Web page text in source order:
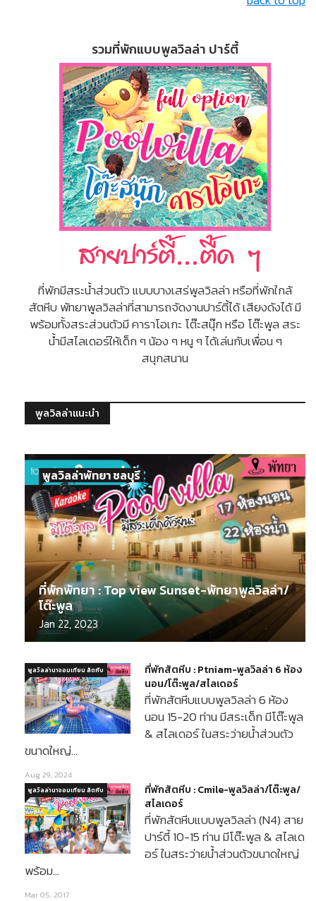
รวมที่พักแบบพูลวิลล่า ปาร์ตี้
ที่พักมีสระน้ำส่วนตัว แบบบางเสร่พูลวิลล่า หรือที่พักใกล้
สัตหีบ พัทยาพูลวิลล่าที่สามารถจัดงานปาร์ตี้ได้ เสียงดังได้ มี
พร้อมทั้งสระส่วนตัวมี คาราโอเกะ โต๊ะสนุ๊ก หรือ โต๊ะพูล สระ
น้ำมีสไลเดอร์ให้เด็ก ๆ น้อง ๆ หนู ๆ ได้เล่นกับเพื่อน ๆ
สนุกสนาน
พูลวิลล่าแนะนำ
ที่พักพัทยา : Top view Sunset-พัทยาพูลวิลล่า/
โต๊ะพูล
Jan 22, 2023
พูลวิลล่าพัทยา ชลบุรี
ที่พักสัตหีบ : Ptniam-พูลวิลล่า 6 ห้อง
นอน/โต๊ะพูล/สไลเดอร์
ที่พักสัตหีบแบบพูลวิลล่า 6 ห้อง
นอน 15-20 ท่าน มีสระเด็ก มีโต๊ะพูล
& สไลเดอร์ ในสระว่ายน้ำส่วนตัว
ขนาดใหญ่…
พูลวิลล่านาจอมเทียน สัตหีบ
Aug 29, 2024
ที่พักสัตหีบ : Cmile-พูลวิลล่า/โต๊ะพูล/
สไลเดอร์
ที่พักสัตหีบแบบพูลวิลล่า (N4) สาย
ปาร์ตี้ 10-15 ท่าน มีโต๊ะพูล & สไลเด
อร์ ในสระว่ายน้ำส่วนตัวขนาดใหญ่
พร้อม…
พูลวิลล่านาจอมเทียน สัตหีบ
Mar 05, 2017